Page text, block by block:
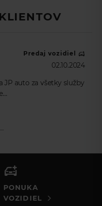
Predaj vozidiel
02.10.2024
JP auto za všetky služby
som sa rada
leasing, ktorá bola
PONUKA
VOZIDIEL